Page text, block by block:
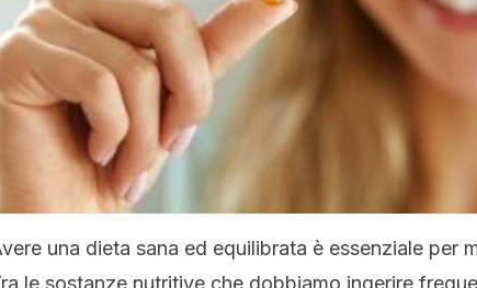
una dieta sana ed equilibrata è essenziale per
le sostanze nutritive che dobbiamo ingerire